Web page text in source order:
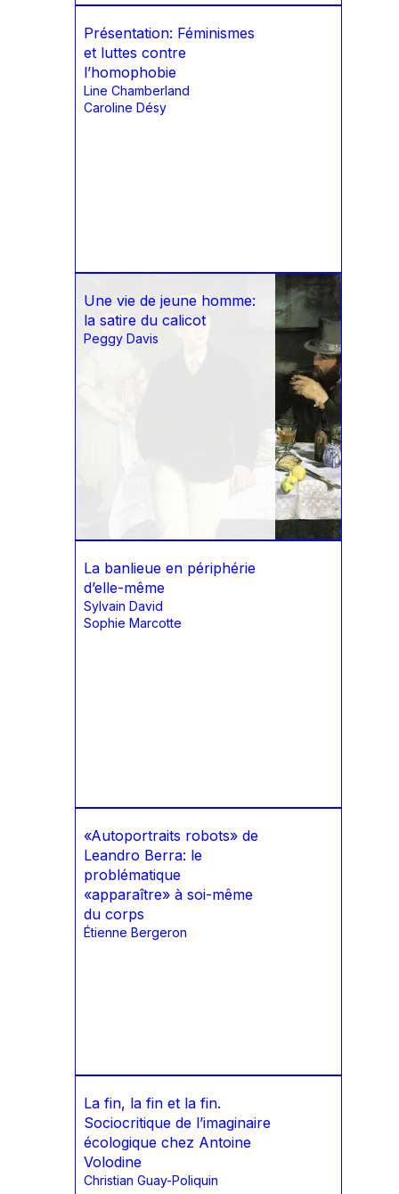
Présentation: Féminismes
et luttes contre
l’homophobie
Line Chamberland
Caroline Désy
Une vie de jeune homme:
la satire du calicot
Peggy Davis
La banlieue en périphérie
d’elle-même
Sylvain David
Sophie Marcotte
«Autoportraits robots» de
Leandro Berra: le
problématique
«apparaître» à soi-même
du corps
Étienne Bergeron
La fin, la fin et la fin.
Sociocritique de l’imaginaire
écologique chez Antoine
Volodine
Christian Guay-Poliquin